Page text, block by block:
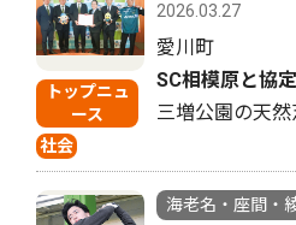
トップニュ
ース
社会
2026.03.27
愛川町
SC相模原と協
三増公園の天
海老名・座間・